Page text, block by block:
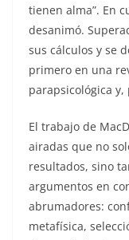
tienen alma”. En
desanimó.
sus cálculos y se
primero en una
parapsicológica
El trabajo de
airadas que no
resultados, sino
argumentos en
abrumadores:
metafísica,